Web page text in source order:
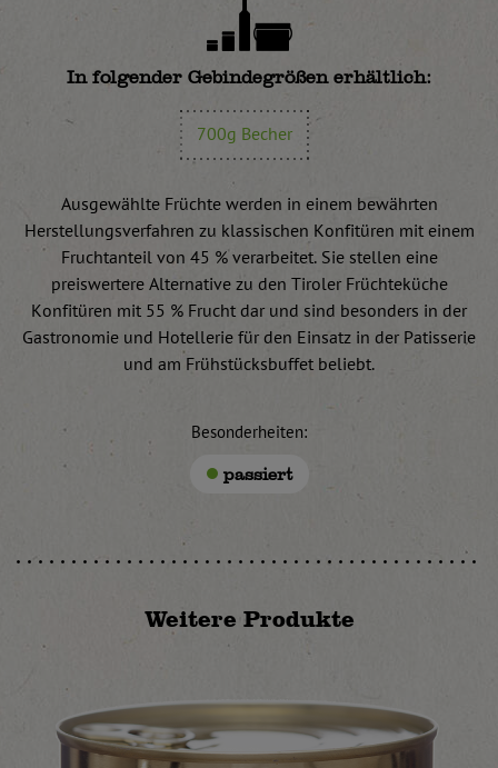
In folgender Gebindegrößen erhältlich:
700g Becher
Ausgewählte Früchte werden in einem bewährten
Herstellungsverfahren zu klassischen Konfitüren mit einem
Fruchtanteil von 45 % verarbeitet. Sie stellen eine
preiswertere Alternative zu den Tiroler Früchteküche
Konfitüren mit 55 % Frucht dar und sind besonders in der
Gastronomie und Hotellerie für den Einsatz in der Patisserie
und am Frühstücksbuffet beliebt.
Besonderheiten:
passiert
Weitere Produkte